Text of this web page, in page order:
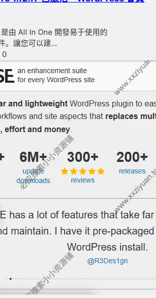
由 All In One 開發易于使用的
。讓您可以建...
0